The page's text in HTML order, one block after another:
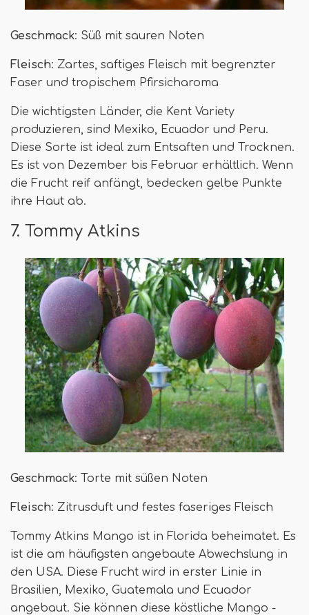
Geschmack: Süß mit sauren Noten
Fleisch: Zartes, saftiges Fleisch mit begrenzter
Faser und tropischem Pfirsicharoma
Die wichtigsten Länder, die Kent Variety
produzieren, sind Mexiko, Ecuador und Peru.
Diese Sorte ist ideal zum Entsaften und Trocknen.
Es ist von Dezember bis Februar erhältlich. Wenn
die Frucht reif anfängt, bedecken gelbe Punkte
ihre Haut ab.
7. Tommy Atkins
Geschmack: Torte mit süßen Noten
Fleisch: Zitrusduft und festes faseriges Fleisch
Tommy Atkins Mango ist in Florida beheimatet. Es
ist die am häufigsten angebaute Abwechslung in
den USA. Diese Frucht wird in erster Linie in
Brasilien, Mexiko, Guatemala und Ecuador
angebaut. Sie können diese köstliche Mango -